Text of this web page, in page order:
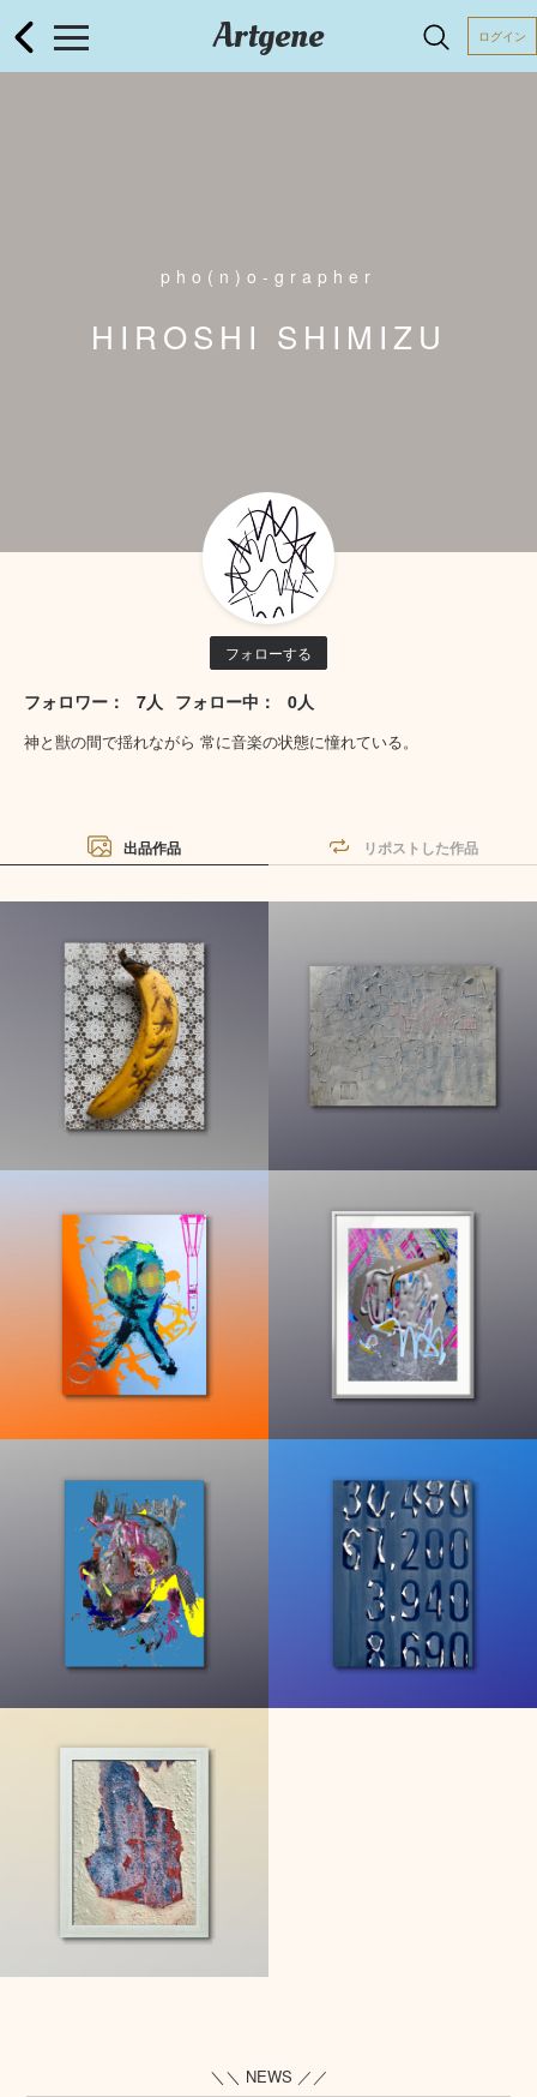
Artgene ログイン
pho(n)o-grapher
HIROSHI SHIMIZU
フォローする
フォロワー： 7人 フォロー中： 0人
神と獣の間で揺れながら 常に音楽の状態に憧れている。
出品作品 リポストした作品
＼＼ NEWS ／／